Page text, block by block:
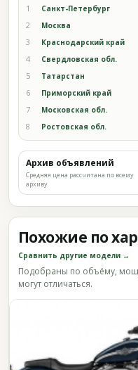
1 Санкт-Петербург
2 Москва
3 Краснодарский край
4 Свердловская обл.
5 Татарстан
6 Приморский край
7 Московская обл.
8 Ростовская обл.
Архив объявлений
Средняя цена рассчитана по всему
архиву
Похожие по
Сравнить другие модели →
Подобраны по объёму,
могут отличаться.